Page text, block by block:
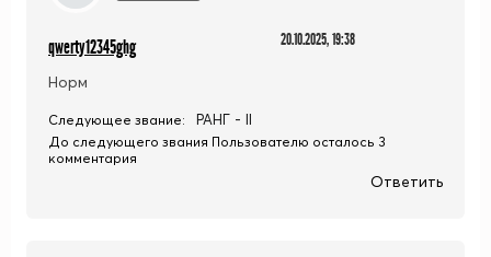
qwerty12345ghg 20.10.2025, 19:38
Норм
Следующее звание: РАНГ - II
До следующего звания Пользователю осталось 3
комментария
Ответить